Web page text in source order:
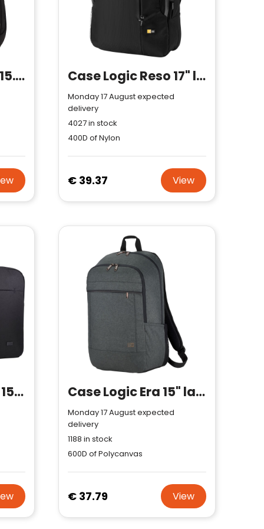
Case Logic Jaunt 15.6" recycled backpack 23L Case Logic Reso 17" laptop backpack 25L
Monday 17 August expected
delivery
4027in stock
400D of Nylon
€ 39.37 View
Case Logic Invigo 15.6" recycled laptop bag Case Logic Era 15" laptop backpack 23L
Monday 17 August expected
delivery
1188 in stock
600D of Polycanvas
€ 37.79 View